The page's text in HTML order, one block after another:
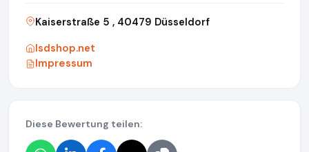
Kaiserstraße 5 , 40479 Düsseldorf
lsdshop.net
Impressum
Diese Bewertung teilen: